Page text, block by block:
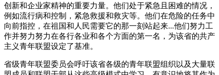
创新和企业家精神的重要力量。他们处于紧急且困难的情况，
例如流行病和控制，紧急救援和救灾等。他们在危险的任务中
向前指控，在祖国和人民需要它的那一刻站起来...他们努力工
作并努力努力在各行各业和各个方面的第一名，为该省的共产
主义青年联盟设定了基准。
省级青年联盟委员会呼吁该省各级的青年联盟组织以及大量联